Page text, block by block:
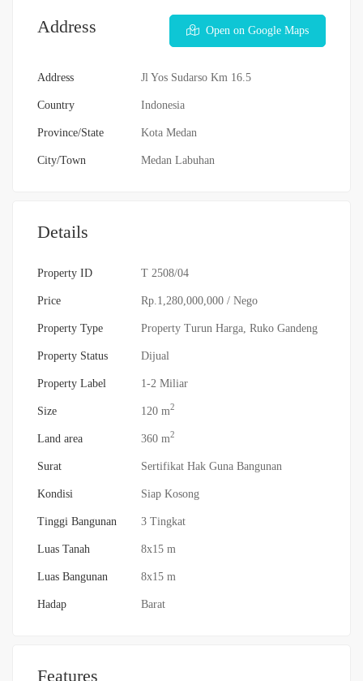
Address Open on Google Maps
Address Jl Yos Sudarso Km 16.5
Country Indonesia
Province/State Kota Medan
City/Town Medan Labuhan
Details
Property ID T 2508/04
Price Rp.1,280,000,000 / Nego
Property Type Property Turun Harga Ruko Gandeng
Property Status Dijual
Property Label 1-2 Miliar
Size 120 m2
Land area 360 m2
Surat Sertifikat Hak Guna Bangunan
Kondisi Siap Kosong
Tinggi Bangunan 3 Tingkat
Luas Tanah 8x15 m
Luas Bangunan 8x15 m
Hadap Barat
Features